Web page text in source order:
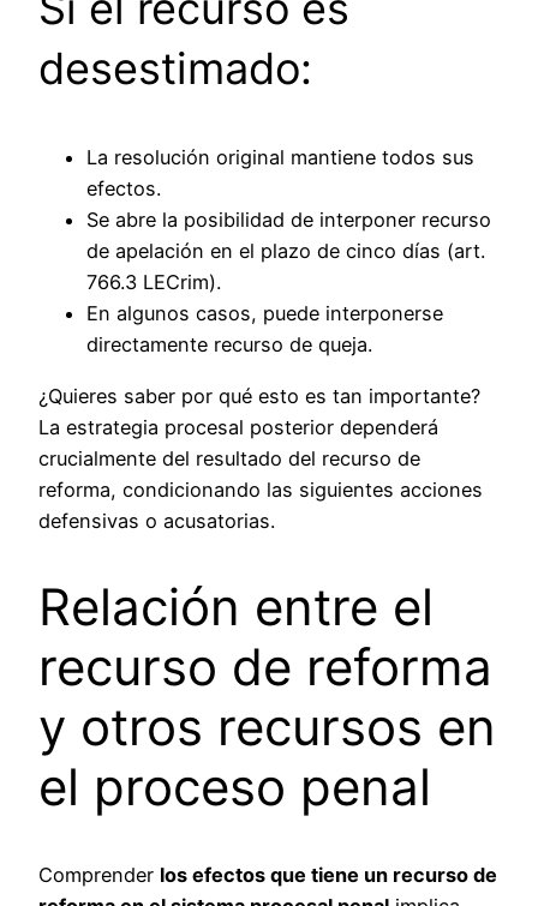
desestimado:
La resolución original mantiene todos sus
efectos.
Se abre la posibilidad de interponer recurso
de apelación en el plazo de cinco días (art.
766.3 LECrim).
En algunos casos, puede interponerse
directamente recurso de queja.
¿Quieres saber por qué esto es tan importante?
La estrategia procesal posterior dependerá
crucialmente del resultado del recurso de
reforma, condicionando las siguientes acciones
defensivas o acusatorias.
Relación entre el
recurso de reforma
y otros recursos en
el proceso penal
Comprender los efectos que tiene un recurso de